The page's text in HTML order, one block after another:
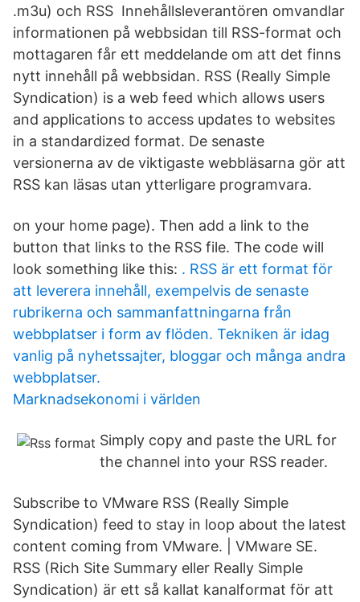
.m3u) och RSS Innehållsleverantören omvandlar
informationen på webbsidan till RSS-format och
mottagaren får ett meddelande om att det finns
nytt innehåll på webbsidan. RSS (Really Simple
Syndication) is a web feed which allows users
and applications to access updates to websites
in a standardized format. De senaste
versionerna av de viktigaste webbläsarna gör att
RSS kan läsas utan ytterligare programvara.
on your home page). Then add a link to the
button that links to the RSS file. The code will
look something like this: . RSS är ett format för
att leverera innehåll, exempelvis de senaste
rubrikerna och sammanfattningarna från
webbplatser i form av flöden. Tekniken är idag
vanlig på nyhetssajter, bloggar och många andra
webbplatser.
Marknadsekonomi i världen
Simply copy and paste the URL for
the channel into your RSS reader.
Subscribe to VMware RSS (Really Simple
Syndication) feed to stay in loop about the latest
content coming from VMware. | VMware SE.
RSS (Rich Site Summary eller Really Simple
Syndication) är ett så kallat kanalformat för att